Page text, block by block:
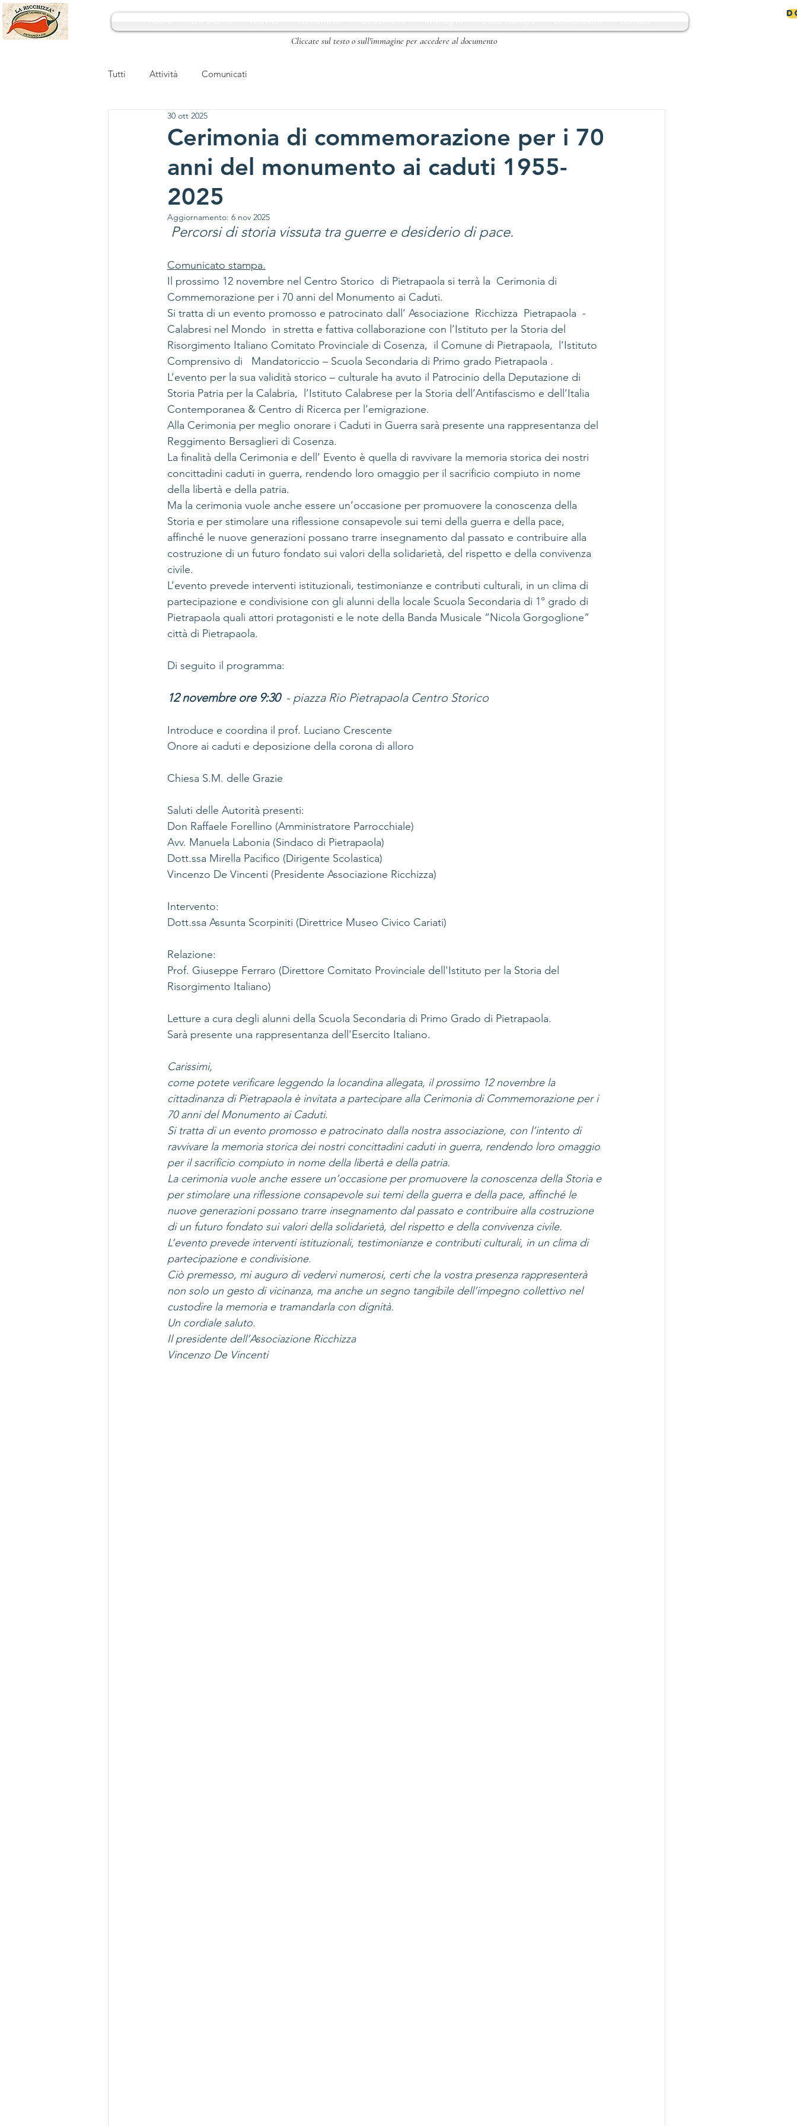
Cliccate sul testo o sull'immagine per accedere al documento
Tutti Attività Comunicati
Cerimonia di commemorazione per i 70
anni del monumento ai caduti 1955-
2025
30 ott 2025
Aggiornamento: 6 nov 2025
Percorsi di storia vissuta tra guerre e desiderio di pace.
Comunicato stampa.
Il prossimo 12 novembre nel Centro Storico  di Pietrapaola si terrà la  Cerimonia di
Commemorazione per i 70 anni del Monumento ai Caduti.
Si tratta di un evento promosso e patrocinato dall’ Associazione  Ricchizza  Pietrapaola  -
Calabresi nel Mondo  in stretta e fattiva collaborazione con l’Istituto per la Storia del
Risorgimento Italiano Comitato Provinciale di Cosenza,  il Comune di Pietrapaola,  l’Istituto
Comprensivo di   Mandatoriccio – Scuola Secondaria di Primo grado Pietrapaola .
L’evento per la sua validità storico – culturale ha avuto il Patrocinio della Deputazione di
Storia Patria per la Calabria,  l’Istituto Calabrese per la Storia dell’Antifascismo e dell’Italia
Contemporanea & Centro di Ricerca per l’emigrazione.
Alla Cerimonia per meglio onorare i Caduti in Guerra sarà presente una rappresentanza del
Reggimento Bersaglieri di Cosenza.
La finalità della Cerimonia e dell’ Evento è quella di ravvivare la memoria storica dei nostri
concittadini caduti in guerra, rendendo loro omaggio per il sacrificio compiuto in nome
della libertà e della patria.
Ma la cerimonia vuole anche essere un’occasione per promuovere la conoscenza della
Storia e per stimolare una riflessione consapevole sui temi della guerra e della pace,
affinché le nuove generazioni possano trarre insegnamento dal passato e contribuire alla
costruzione di un futuro fondato sui valori della solidarietà, del rispetto e della convivenza
civile.
L’evento prevede interventi istituzionali, testimonianze e contributi culturali, in un clima di
partecipazione e condivisione con gli alunni della locale Scuola Secondaria di 1° grado di
Pietrapaola quali attori protagonisti e le note della Banda Musicale “Nicola Gorgoglione”
città di Pietrapaola.
Di seguito il programma:
12 novembre ore 9:30
  - piazza Rio Pietrapaola Centro Storico
Introduce e coordina il prof. Luciano Crescente
Onore ai caduti e deposizione della corona di alloro
Chiesa S.M. delle Grazie
Saluti delle Autorità presenti:
Don Raffaele Forellino (Amministratore Parrocchiale)
Avv. Manuela Labonia (Sindaco di Pietrapaola)
Dott.ssa Mirella Pacifico (Dirigente Scolastica)
Vincenzo De Vincenti (Presidente Associazione Ricchizza)
Intervento:
Dott.ssa Assunta Scorpiniti (Direttrice Museo Civico Cariati)
Relazione:
Prof. Giuseppe Ferraro (Direttore Comitato Provinciale dell'Istituto per la Storia del
Risorgimento Italiano)
Letture a cura degli alunni della Scuola Secondaria di Primo Grado di Pietrapaola.
Sarà presente una rappresentanza dell'Esercito Italiano.
Carissimi,
come potete verificare leggendo la locandina allegata, il prossimo 12 novembre la
cittadinanza di Pietrapaola è invitata a partecipare alla Cerimonia di Commemorazione per i
70 anni del Monumento ai Caduti.
Si tratta di un evento promosso e patrocinato dalla nostra associazione, con l’intento di
ravvivare la memoria storica dei nostri concittadini caduti in guerra, rendendo loro omaggio
per il sacrificio compiuto in nome della libertà e della patria.
La cerimonia vuole anche essere un’occasione per promuovere la conoscenza della Storia e
per stimolare una riflessione consapevole sui temi della guerra e della pace, affinché le
nuove generazioni possano trarre insegnamento dal passato e contribuire alla costruzione
di un futuro fondato sui valori della solidarietà, del rispetto e della convivenza civile.
L’evento prevede interventi istituzionali, testimonianze e contributi culturali, in un clima di
partecipazione e condivisione.
Ciò premesso, mi auguro di vedervi numerosi, certi che la vostra presenza rappresenterà
non solo un gesto di vicinanza, ma anche un segno tangibile dell’impegno collettivo nel
custodire la memoria e tramandarla con dignità.
Un cordiale saluto.
Il presidente dell’Associazione Ricchizza
Vincenzo De Vincenti